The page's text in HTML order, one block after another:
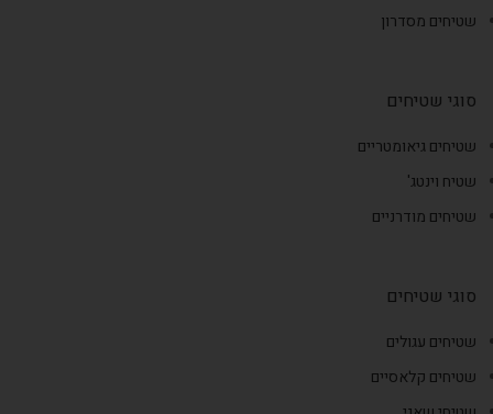
שטיחים מסדרון
סוגי שטיחים
שטיחים גיאומטריים
שטיח וינטג'
שטיחים מודרניים
סוגי שטיחים
שטיחים עגולים
שטיחים קלאסיים